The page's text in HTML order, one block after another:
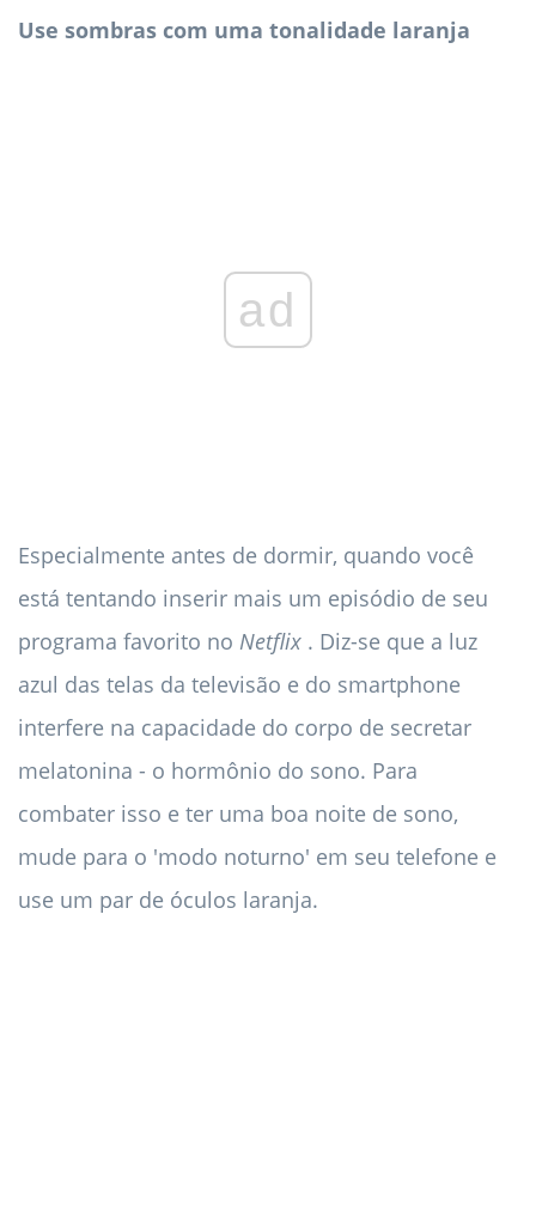
Use sombras com uma tonalidade laranja
ad
Especialmente antes de dormir, quando você
está tentando inserir mais um episódio de seu
programa favorito no Netflix . Diz-se que a luz
azul das telas da televisão e do smartphone
interfere na capacidade do corpo de secretar
melatonina - o hormônio do sono. Para
combater isso e ter uma boa noite de sono,
mude para o 'modo noturno' em seu telefone e
use um par de óculos laranja.